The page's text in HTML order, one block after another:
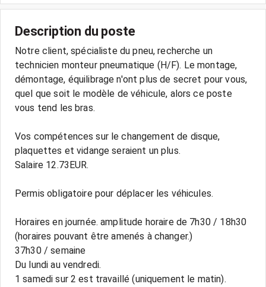
Description du poste
Notre client, spécialiste du pneu, recherche un
technicien monteur pneumatique (H/F). Le montage,
démontage, équilibrage n'ont plus de secret pour vous,
quel que soit le modèle de véhicule, alors ce poste
vous tend les bras.
Vos compétences sur le changement de disque,
plaquettes et vidange seraient un plus.
Salaire 12.73EUR.
Permis obligatoire pour déplacer les véhicules.
Horaires en journée. amplitude horaire de 7h30 / 18h30
(horaires pouvant être amenés à changer.)
37h30 / semaine
Du lundi au vendredi.
1 samedi sur 2 est travaillé (uniquement le matin).